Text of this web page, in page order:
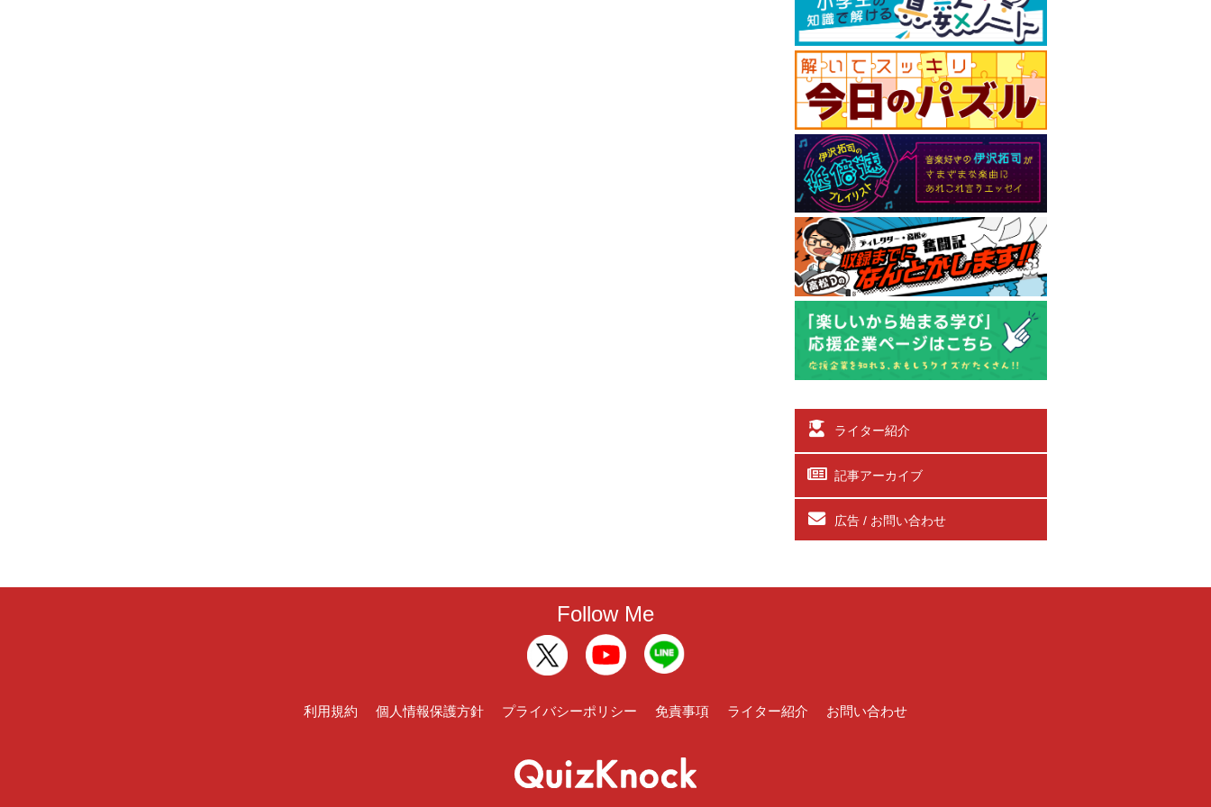
ライター紹介
記事アーカイブ
広告 / お問い合わせ
Follow Me
利用規約 個人情報保護方針 プライバシーポリシー 免責事項 ライター紹介 お問い合わせ